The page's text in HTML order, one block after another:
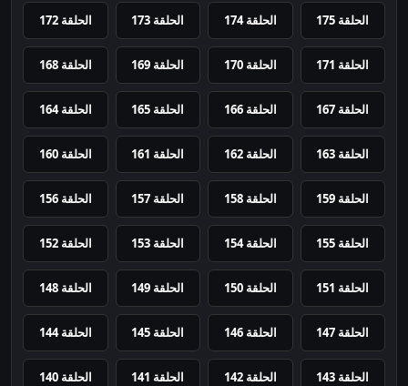
الحلقة 175 الحلقة 174 الحلقة 173 الحلقة 172
الحلقة 171 الحلقة 170 الحلقة 169 الحلقة 168
الحلقة 167 الحلقة 166 الحلقة 165 الحلقة 164
الحلقة 163 الحلقة 162 الحلقة 161 الحلقة 160
الحلقة 159 الحلقة 158 الحلقة 157 الحلقة 156
الحلقة 155 الحلقة 154 الحلقة 153 الحلقة 152
الحلقة 151 الحلقة 150 الحلقة 149 الحلقة 148
الحلقة 147 الحلقة 146 الحلقة 145 الحلقة 144
الحلقة 143 الحلقة 142 الحلقة 141 الحلقة 140